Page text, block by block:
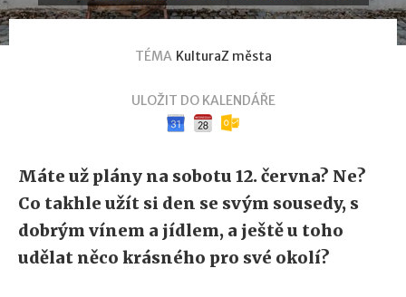
TÉMA KulturaZ města
ULOŽIT DO KALENDÁŘE
Google kalendář
iCal kalendář
Máte už plány na sobotu 12. června? Ne?
Co takhle užít si den se svým sousedy, s
dobrým vínem a jídlem, a ještě u toho
udělat něco krásného pro své okolí?